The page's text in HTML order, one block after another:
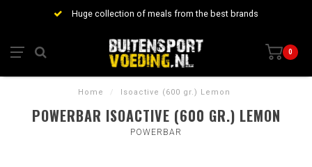
Huge collection of meals from the best brands
0
Home / Isoactive (600 gr.) Lemon
POWERBAR ISOACTIVE (600 GR.) LEMON
POWERBAR